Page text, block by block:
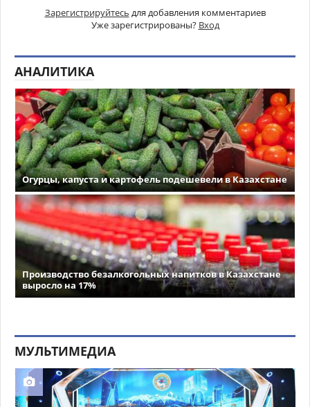
Зарегистрируйтесь для добавления комментариев
Уже зарегистрированы? Вход
АНАЛИТИКА
Огурцы, капуста и картофель подешевели в Казахстане
Производство безалкогольных напитков в Казахстане
выросло на 17%
МУЛЬТИМЕДИА